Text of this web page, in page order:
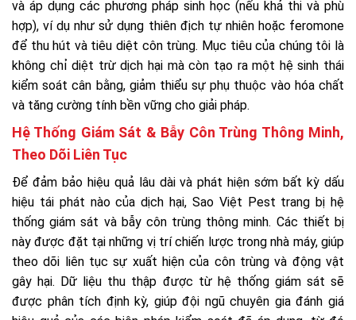
và áp dụng các phương pháp sinh học (nếu khả thi và phù
hợp), ví dụ như sử dụng thiên địch tự nhiên hoặc feromone
để thu hút và tiêu diệt côn trùng. Mục tiêu của chúng tôi là
không chỉ diệt trừ dịch hại mà còn tạo ra một hệ sinh thái
kiểm soát cân bằng, giảm thiểu sự phụ thuộc vào hóa chất
và tăng cường tính bền vững cho giải pháp.
Hệ Thống Giám Sát & Bẫy Côn Trùng Thông Minh,
Theo Dõi Liên Tục
Để đảm bảo hiệu quả lâu dài và phát hiện sớm bất kỳ dấu
hiệu tái phát nào của dịch hại, Sao Việt Pest trang bị hệ
thống giám sát và bẫy côn trùng thông minh. Các thiết bị
này được đặt tại những vị trí chiến lược trong nhà máy, giúp
theo dõi liên tục sự xuất hiện của côn trùng và động vật
gây hại. Dữ liệu thu thập được từ hệ thống giám sát sẽ
được phân tích định kỳ, giúp đội ngũ chuyên gia đánh giá